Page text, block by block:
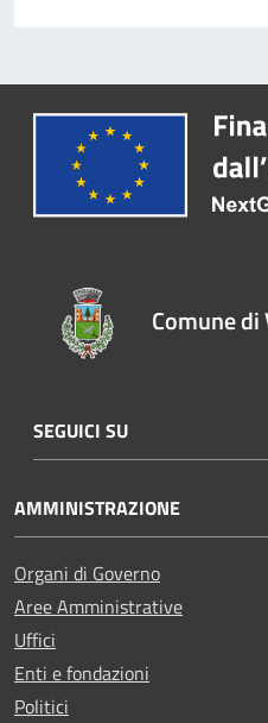
Comune di
SEGUICI SU
AMMINISTRAZIONE
Organi di Governo
Aree Amministrative
Uffici
Enti e fondazioni
Politici